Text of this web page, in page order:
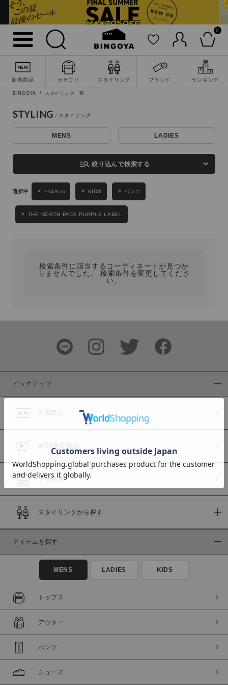
0
新着商品 カテゴリ スタイリング ブランド ランキング
詳細検索
キーワード
性別
MENS LADIES
ブランド
カラー
商品タイプ
通常商品
セール価格
在庫
在庫あり
BINGOYA スタイリング一覧
STYLING
MENS LADIES
manage_search 絞り込んで検索する
~149cm KIDS パンツ
THE NORTH FACE PURPLE LABEL
検索条件に該当するコーディネートが見つか
りませんでした。 検索条件を変更してくださ
い。
ピックアップ
新着商品
WEB限定商品
予約商品
スタイリングから探す
アイテムを探す
MENS LADIES KIDS
トップス
アウター
パンツ
シューズ